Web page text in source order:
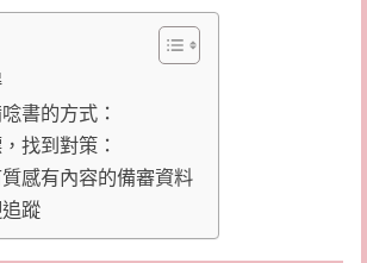
書的方式：
找到對策：
感有內容的備審資料
蹤